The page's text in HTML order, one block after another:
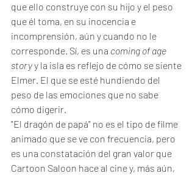
que ello construye con su hijo y el peso
que él toma, en su inocencia e
incomprensión, aún y cuando no le
corresponde. Sí, es una coming of age
story y la isla es reflejo de cómo se siente
Elmer. El que se esté hundiendo del
peso de las emociones que no sabe
cómo digerir.
"El dragón de papá" no es el tipo de filme
animado que se ve con frecuencia, pero
es una constatación del gran valor que
Cartoon Saloon hace al cine y, más aún,